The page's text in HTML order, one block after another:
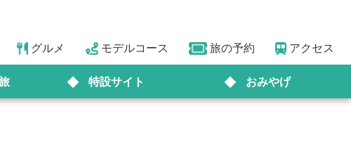
グルメ モデルコース 旅の予約 アクセス
特設サイト おみやげ